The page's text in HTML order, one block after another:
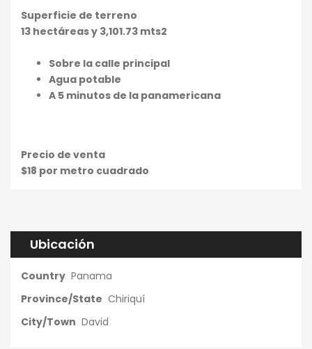
Superficie de terreno
13 hectáreas y 3,101.73 mts2
Sobre la calle principal
Agua potable
A 5 minutos de la panamericana
Precio de venta
$18 por metro cuadrado
Ubicación
Country Panama
Province/State Chiriquí
City/Town David